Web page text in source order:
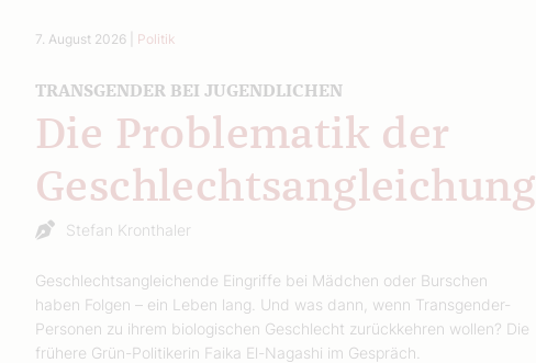
7. August 2026 Politik
TRANSGENDER BEI JUGENDLICHEN
Die Problematik der
Geschlechtsangleichung
Stefan Kronthaler
Geschlechtsangleichende Eingriffe bei Mädchen oder Burschen
haben Folgen – ein Leben lang. Und was dann, wenn Transgender-
Personen zu ihrem biologischen Geschlecht zurückkehren wollen? Die
frühere Grün-Politikerin Faika El-Nagashi im Gespräch.